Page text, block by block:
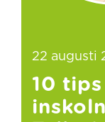
22 augusti
10